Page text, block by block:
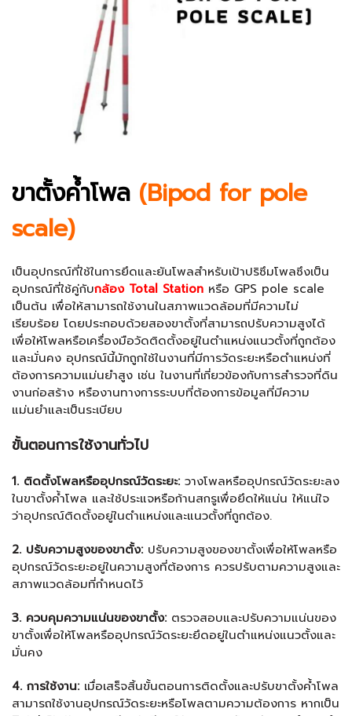
ขาตั้งค้ำโพล (Bipod for pole
scale)
เป็นอุปกรณ์ที่ใช้ในการยึดและยันโพลสำหรับเป้าปริซึมโพลซึงเป็น
อุปกรณ์ที่ใช้คู่กับกล้อง Total Station หรือ GPS pole scale
เป็นต้น เพื่อให้สามารถใช้งานในสภาพแวดล้อมที่มีความไม่
เรียบร้อย โดยประกอบด้วยสองขาตั้งที่สามารถปรับความสูงได้
เพื่อให้โพลหรือเครื่องมือวัดติดตั้งอยู่ในตำแหน่งแนวตั้งที่ถูกต้อง
และมั่นคง อุปกรณ์นี้มักถูกใช้ในงานที่มีการวัดระยะหรือตำแหน่งที่
ต้องการความแม่นยำสูง เช่น ในงานที่เกี่ยวข้องกับการสำรวจที่ดิน
งานก่อสร้าง หรืองานทางการระบบที่ต้องการข้อมูลที่มีความ
แม่นยำและเป็นระเบียบ
ขั้นตอนการใช้งานทั่วไป
1. ติดตั้งโพลหรืออุปกรณ์วัดระยะ: วางโพลหรืออุปกรณ์วัดระยะลง
ในขาตั้งค้ำโพล และใช้ประแจหรือก้านสกรูเพื่อยึดให้แน่น ให้แน่ใจ
ว่าอุปกรณ์ติดตั้งอยู่ในตำแหน่งและแนวตั้งที่ถูกต้อง.
2. ปรับความสูงของขาตั้ง: ปรับความสูงของขาตั้งเพื่อให้โพลหรือ
อุปกรณ์วัดระยะอยู่ในความสูงที่ต้องการ ควรปรับตามความสูงและ
สภาพแวดล้อมที่กำหนดไว้
3. ควบคุมความแน่นของขาตั้ง: ตรวจสอบและปรับความแน่นของ
ขาตั้งเพื่อให้โพลหรืออุปกรณ์วัดระยะยึดอยู่ในตำแหน่งแนวตั้งและ
มั่นคง
4. การใช้งาน: เมื่อเสร็จสิ้นขั้นตอนการติดตั้งและปรับขาตั้งค้ำโพล
สามารถใช้งานอุปกรณ์วัดระยะหรือโพลตามความต้องการ หากเป็น